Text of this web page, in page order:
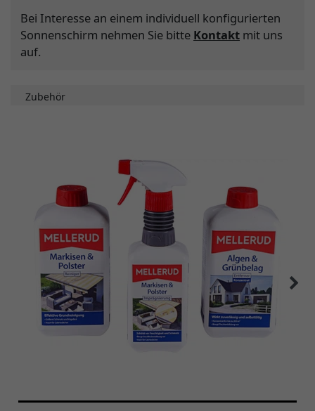
Bei Interesse an einem individuell konfigurierten
Sonnenschirm nehmen Sie bitte Kontakt mit uns
auf.
Zubehör